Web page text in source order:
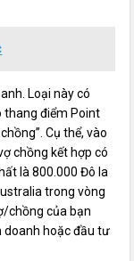
Loại này có
thang điểm Point
Cụ thể, vào
chồng kết hợp có
là 800.000 Đô la
trong vòng
chồng của bạn
doanh hoặc đầu tư